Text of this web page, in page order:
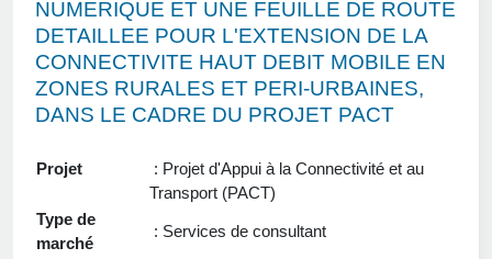
NUMERIQUE ET UNE FEUILLE DE ROUTE
DETAILLEE POUR L'EXTENSION DE LA
CONNECTIVITE HAUT DEBIT MOBILE EN
ZONES RURALES ET PERI-URBAINES,
DANS LE CADRE DU PROJET PACT
Projet
: Projet d'Appui à la Connectivité et au
Transport (PACT)
Type de
marché
: Services de consultant